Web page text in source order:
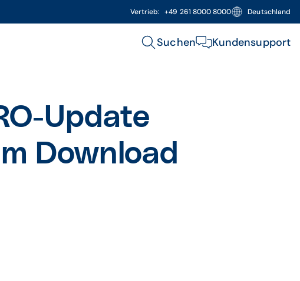
Vertrieb: +49 261 8000 8000 Deutschland
Suchen Kundensupport
Update
Download